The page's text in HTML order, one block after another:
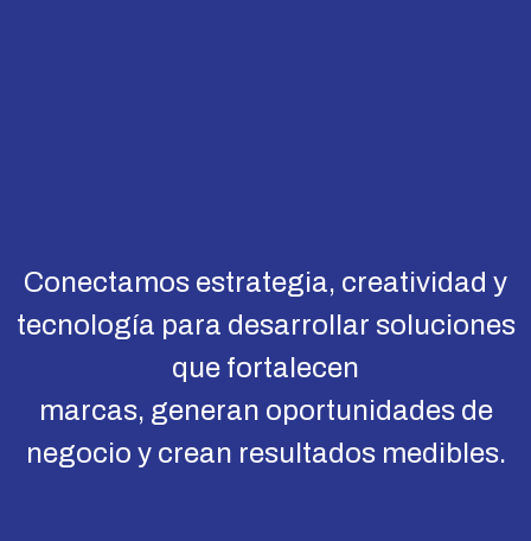
Conectamos estrategia, creatividad y
tecnología para desarrollar soluciones
que fortalecen
marcas, generan oportunidades de
negocio y crean resultados medibles.